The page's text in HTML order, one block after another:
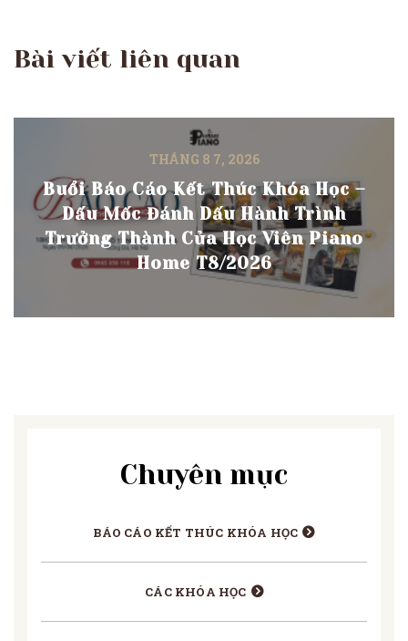
Bài viết liên quan
THÁNG 8 7, 2026
Buổi Báo Cáo Kết Thúc Khóa Học –
Dấu Mốc Đánh Dấu Hành Trình
Trưởng Thành Của Học Viên Piano
Home T8/2026
Chuyên mục
BÁO CÁO KẾT THÚC KHÓA HỌC
CÁC KHÓA HỌC